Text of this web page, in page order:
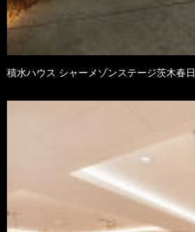
積水ハウス シャーメゾンステージ茨木春日